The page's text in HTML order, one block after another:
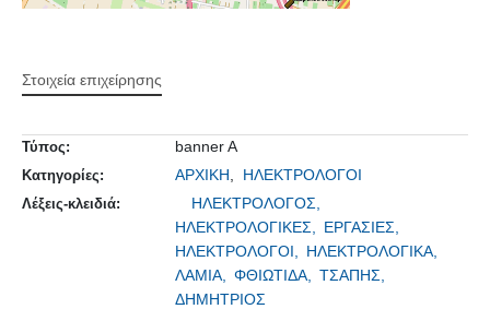
Στοιχεία επιχείρησης
Τύπος: banner A
Κατηγορίες: ΑΡΧΙΚΗ ΗΛΕΚΤΡΟΛΟΓΟΙ
Λέξεις-κλειδιά:
ΗΛΕΚΤΡΟΛΟΓΟΣ,
ΗΛΕΚΤΡΟΛΟΓΙΚΕΣ,
ΕΡΓΑΣΙΕΣ,
ΗΛΕΚΤΡΟΛΟΓΟΙ,
ΗΛΕΚΤΡΟΛΟΓΙΚΑ,
ΛΑΜΙΑ,
ΦΘΙΩΤΙΔΑ,
ΤΣΑΠΗΣ,
ΔΗΜΗΤΡΙΟΣ